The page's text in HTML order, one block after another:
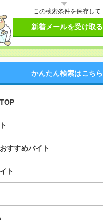
この検索条件を保存して
新着メールを受け取る
かんたん検索はこちら
すすめバイト
ト